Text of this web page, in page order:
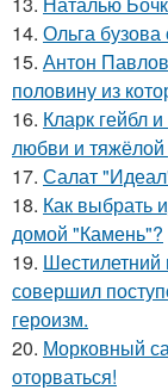
14. Ольга
15. Антон
половину из
16. Кларк гейбл
любви и тяжёлой
17. Салат
18. Как выбрать
домой "Камень"?
19. Шестилетний
совершил
героизм.
20. Морковный
оторваться!